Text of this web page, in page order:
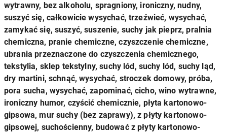
wytrawny, bez alkoholu, spragniony, ironiczny, nudny,
suszyć się, całkowicie wysychać, trzeźwieć, wysychać,
zamykać się, suszyć, suszenie, suchy jak pieprz, pralnia
chemiczna, pranie chemiczne, czyszczenie chemiczne,
ubrania przeznaczone do czyszczenia chemicznego,
tekstylia, sklep tekstylny, suchy lód, suchy lód, suchy ląd,
dry martini, schnąć, wysychać, stroczek domowy, próba,
pora sucha, wysychać, zapominać, cicho, wino wytrawne,
ironiczny humor, czyścić chemicznie, płyta kartonowo-
gipsowa, mur suchy (bez zaprawy), z płyty kartonowo-
gipsowej, suchościenny, budować z płyty kartonowo-